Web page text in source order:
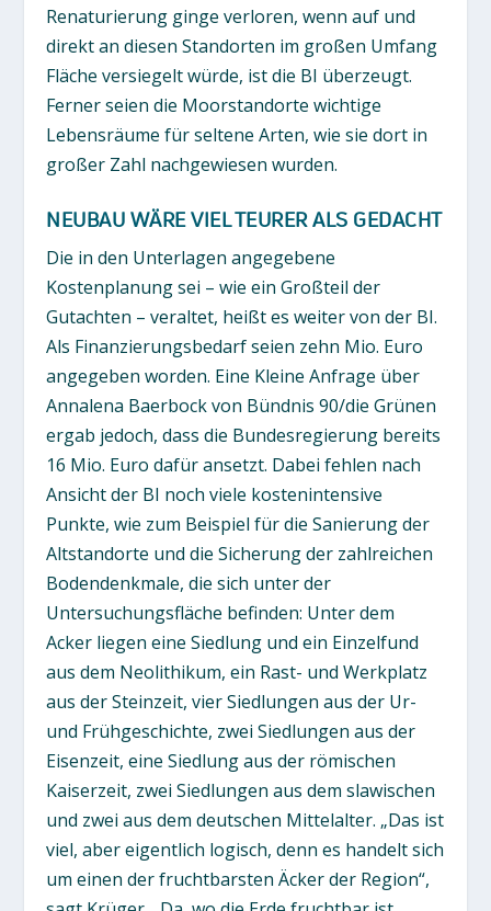
Renaturierung ginge verloren, wenn auf und
direkt an diesen Standorten im großen Umfang
Fläche versiegelt würde, ist die BI überzeugt.
Ferner seien die Moorstandorte wichtige
Lebensräume für seltene Arten, wie sie dort in
großer Zahl nachgewiesen wurden.
NEUBAU WÄRE VIEL TEURER ALS GEDACHT
Die in den Unterlagen angegebene
Kostenplanung sei – wie ein Großteil der
Gutachten – veraltet, heißt es weiter von der BI.
Als Finanzierungsbedarf seien zehn Mio. Euro
angegeben worden. Eine Kleine Anfrage über
Annalena Baerbock von Bündnis 90/die Grünen
ergab jedoch, dass die Bundesregierung bereits
16 Mio. Euro dafür ansetzt. Dabei fehlen nach
Ansicht der BI noch viele kostenintensive
Punkte, wie zum Beispiel für die Sanierung der
Altstandorte und die Sicherung der zahlreichen
Bodendenkmale, die sich unter der
Untersuchungsfläche befinden: Unter dem
Acker liegen eine Siedlung und ein Einzelfund
aus dem Neolithikum, ein Rast- und Werkplatz
aus der Steinzeit, vier Siedlungen aus der Ur-
und Frühgeschichte, zwei Siedlungen aus der
Eisenzeit, eine Siedlung aus der römischen
Kaiserzeit, zwei Siedlungen aus dem slawischen
und zwei aus dem deutschen Mittelalter. „Das ist
viel, aber eigentlich logisch, denn es handelt sich
um einen der fruchtbarsten Äcker der Region“,